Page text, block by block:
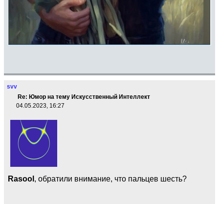
svv
Re: Юмор на тему Искусственный Интеллект
04.05.2023, 16:27
Rasool , обратили внимание, что пальцев шесть?